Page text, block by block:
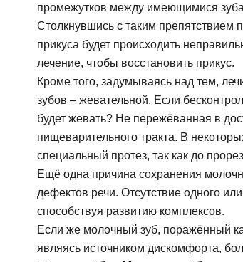
промежутков между имеющимися
Столкнувшись с таким препятствием
прикуса будет происходить
лечение, чтобы восстановить прикус.
Кроме того, задумываясь над тем,
зубов – жевательной. Если
будет жевать? Не пережёванная в
пищеварительного тракта. В
специальный протез, так как до
Ещё одна причина сохранения
дефектов речи. Отсутствие одного
способствуя развитию комплексов.
Если же молочный зуб, поражённый
являясь источником дискомфорта,